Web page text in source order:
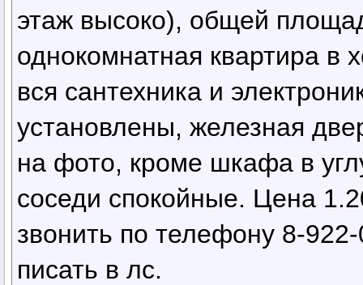
этаж высоко), общей
однокомнатная квартира в
вся сантехника и
установлены, железная
на фото, кроме шкафа в
соседи спокойные. Цена
звонить по телефону 8-
писать в лс.